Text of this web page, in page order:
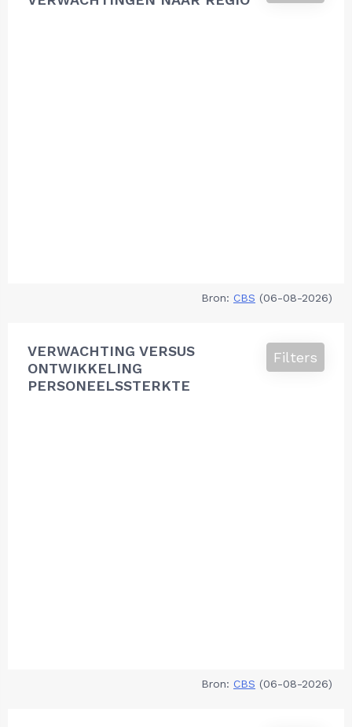
Bron: CBS (06-08-2026)
VERWACHTING VERSUS
ONTWIKKELING
PERSONEELSSTERKTE
Filters
Bron: CBS (06-08-2026)